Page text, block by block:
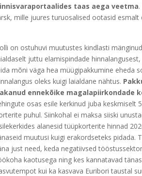
taas aega veetma
mille juures turuosalised ootasid
on ostuhuvi muutustes kindlasti
juttu elamispindade
mõni väga hea müügipakkumine eheda
oleks kuigi laialdane nähtus.
ennekõike magalapiirkondade
osas esile kerkinud juba keskmiselt
puhul. Siinkohal ei maksa siiski
alanesid tüüpkorterite hinnad
muutusi kuigi erakordseteks
just need, keda negatiivsed
kaotusega ning kes kannatavad
kui ka kasvava Euribori taustal